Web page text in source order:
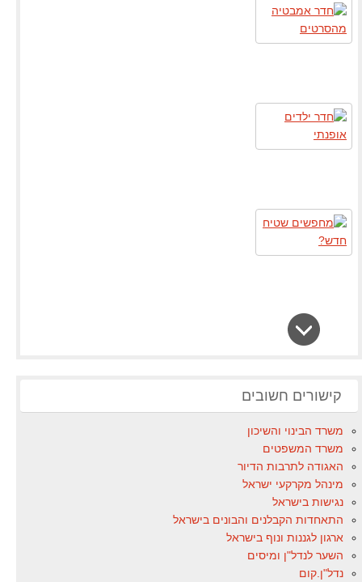
קישורים חשובים
משרד הבינוי והשיכון
משרד המשפטים
האגודה לתרבות הדיור
מינהל מקרקעי ישראל
נגישות בישראל
התאחדות הקבלנים והבונים בישראל
ארגון לגננות ונוף בישראל
השער לנדל"ן ומיסים
נדל"ן.קום